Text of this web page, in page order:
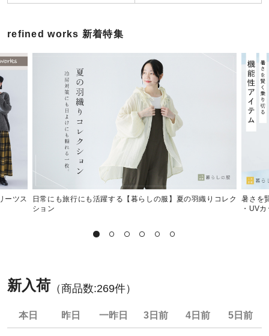
refined works 新着特集
ーツス
日常にも旅行にも活躍する【暮らしの服】夏の羽織りコレク
ション
暑さを
・UV
新入荷 （商品数:269件）
本日 昨日 一昨日 3日前 4日前 5日前